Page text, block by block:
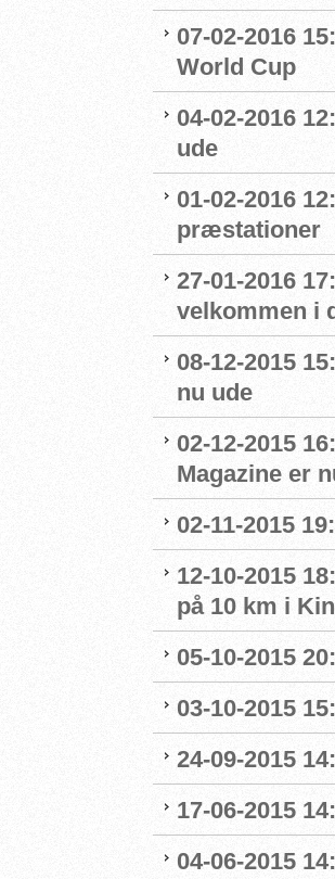
07-02-2016
World Cup
04-02-2016
ude
01-02-2016
præstationer
27-01-2016
velkommen i
08-12-2015
nu ude
02-12-2015
Magazine er
02-11-2015
12-10-2015
på 10 km i
05-10-2015
03-10-2015
24-09-2015
17-06-2015
04-06-2015